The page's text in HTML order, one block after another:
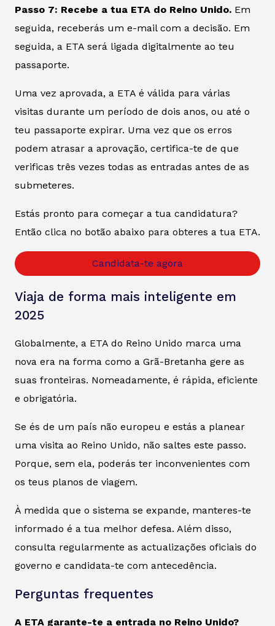
Passo 7: Recebe a tua ETA do Reino Unido. Em
seguida, receberás um e-mail com a decisão. Em
seguida, a ETA será ligada digitalmente ao teu
passaporte.
Uma vez aprovada, a ETA é válida para várias
visitas durante um período de dois anos, ou até o
teu passaporte expirar. Uma vez que os erros
podem atrasar a aprovação, certifica-te de que
verificas três vezes todas as entradas antes de as
submeteres.
Estás pronto para começar a tua candidatura?
Então clica no botão abaixo para obteres a tua ETA.
Candidata-te agora
Viaja de forma mais inteligente em
2025
Globalmente, a ETA do Reino Unido marca uma
nova era na forma como a Grã-Bretanha gere as
suas fronteiras. Nomeadamente, é rápida, eficiente
e obrigatória.
Se és de um país não europeu e estás a planear
uma visita ao Reino Unido, não saltes este passo.
Porque, sem ela, poderás ter inconvenientes com
os teus planos de viagem.
À medida que o sistema se expande, manteres-te
informado é a tua melhor defesa. Além disso,
consulta regularmente as actualizações oficiais do
governo e candidata-te com antecedência.
Perguntas frequentes
A ETA garante-te a entrada no Reino Unido?